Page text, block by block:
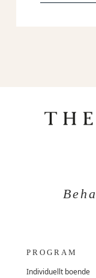
PROGRAM
Individuellt boende